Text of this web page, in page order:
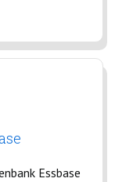
Essbase